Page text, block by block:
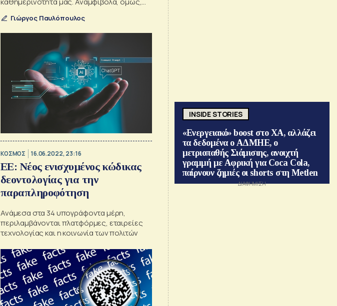
χέρια επιτηδείων στον πόλεμο της
προπαγάνδας
Γιώργος Παυλόπουλος
ΚΟΣΜΟΣ 16.06.2022, 23:16
ΕΕ: Νέος ενισχυμένος κώδικας
δεοντολογίας για την
παραπληροφότηση
Ανάμεσα στα 34 υπογράφοντα μέρη,
περιλαμβάνονται πλατφόρμες, εταιρείες
τεχνολογίας και η κοινωνία των πολιτών
INSIDE STORIES
«Ενεργειακό» boost στο ΧΑ, αλλάζει
τα δεδομένα ο ΑΔΜΗΕ, ο
μετριοπαθής Σιάμισιης, ανοιχτή
γραμμή με Αφρική για Coca Cola,
παίρνουν ζημιές οι shorts στη Metlen